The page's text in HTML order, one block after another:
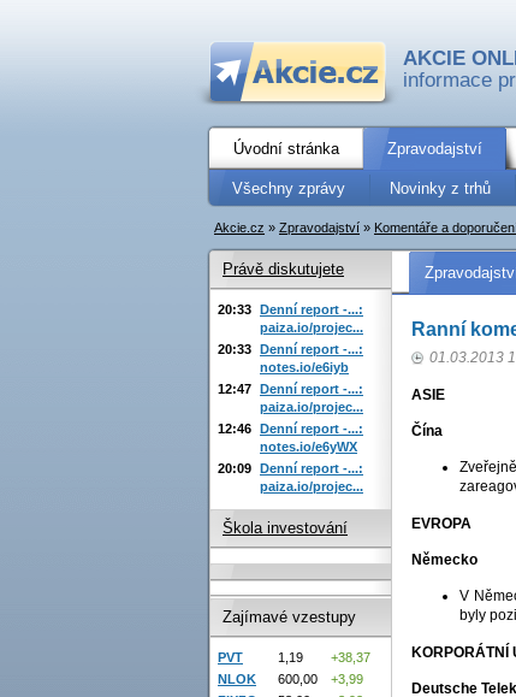
AKCIE
informace
Úvodní stránka Zpravodajství
Všechny zprávy Novinky z trhů
Akcie.cz » Zpravodajství » Komentáře a
Ranní
01.03.2013
ASIE
Čína
EVROPA
Německo
V
byly
KORPORÁTNÍ
Deutsche
Právě diskutujete
20:33 Denní report -...:
paiza.io/projec...
20:33 Denní report -...:
notes.io/e6iyb
12:47 Denní report -...:
paiza.io/projec...
12:46 Denní report -...:
notes.io/e6yWX
20:09 Denní report -...:
paiza.io/projec...
Škola investování
Zajímavé vzestupy
PVT 1,19
+38,37
NLOK
600,00
+3,99